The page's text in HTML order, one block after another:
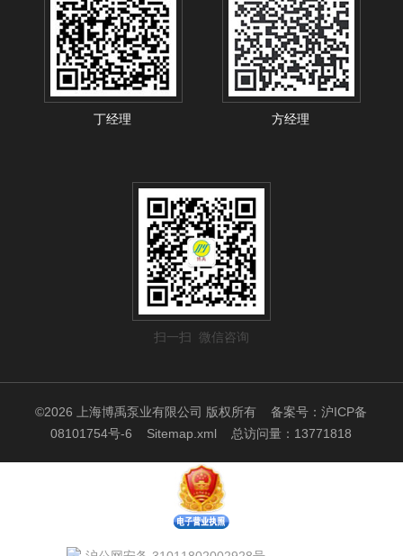
丁经理 方经理
扫一扫 微信咨询
©2026 上海博禹泵业有限公司 版权所有备案号：沪ICP备
08101754号-6
Sitemap.xml 总访问量：13771818